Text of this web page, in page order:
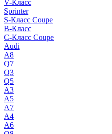
V-Класс
Sprinter
S-Класс Сoupe
B-Класс
C-Класс Coupe
Audi
A8
Q7
Q3
Q5
A3
A5
A7
A4
A6